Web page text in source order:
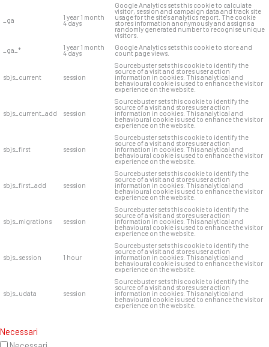
_ga 1 year 1 month
4 days
Google Analytics sets this cookie to calculate
visitor, session and campaign data and track site
usage for the site's analytics report. The cookie
stores information anonymously and assigns a
randomly generated number to recognise unique
visitors.
_ga_*
1 year 1 month
4 days
Google Analytics sets this cookie to store and
count page views.
sbjs_current session
Sourcebuster sets this cookie to identify the
source of a visit and stores user action
information in cookies. This analytical and
behavioural cookie is used to enhance the visitor
experience on the website.
sbjs_current_add session
Sourcebuster sets this cookie to identify the
source of a visit and stores user action
information in cookies. This analytical and
behavioural cookie is used to enhance the visitor
experience on the website.
sbjs_first session
Sourcebuster sets this cookie to identify the
source of a visit and stores user action
information in cookies. This analytical and
behavioural cookie is used to enhance the visitor
experience on the website.
sbjs_first_add session
Sourcebuster sets this cookie to identify the
source of a visit and stores user action
information in cookies. This analytical and
behavioural cookie is used to enhance the visitor
experience on the website.
sbjs_migrations session
Sourcebuster sets this cookie to identify the
source of a visit and stores user action
information in cookies. This analytical and
behavioural cookie is used to enhance the visitor
experience on the website.
sbjs_session 1 hour
Sourcebuster sets this cookie to identify the
source of a visit and stores user action
information in cookies. This analytical and
behavioural cookie is used to enhance the visitor
experience on the website.
sbjs_udata session
Sourcebuster sets this cookie to identify the
source of a visit and stores user action
information in cookies. This analytical and
behavioural cookie is used to enhance the visitor
experience on the website.
Necessari